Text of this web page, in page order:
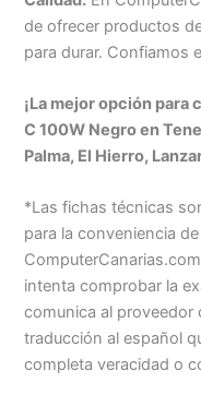
de ofrecer productos
para durar. Confiamos
¡La mejor opción para
C 100W Negro en
Palma, El Hierro,
*Las fichas técnicas
para la conveniencia
intenta comprobar la
comunica al proveedor
traducción al español
completa veracidad o